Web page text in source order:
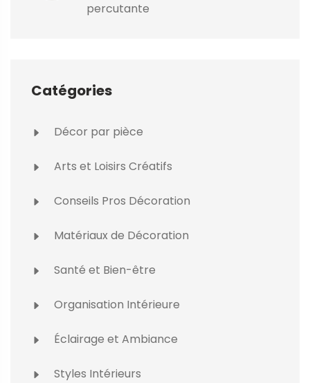
percutante
Catégories
Décor par pièce
Arts et Loisirs Créatifs
Conseils Pros Décoration
Matériaux de Décoration
Santé et Bien-être
Organisation Intérieure
Éclairage et Ambiance
Styles Intérieurs